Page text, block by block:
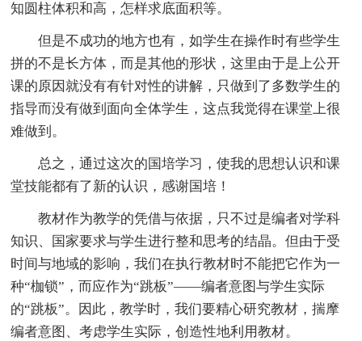
知圆柱体积和高，怎样求底面积等。
但是不成功的地方也有，如学生在操作时有些学生
拼的不是长方体，而是其他的形状，这里由于是上公开
课的原因就没有有针对性的讲解，只做到了多数学生的
指导而没有做到面向全体学生，这点我觉得在课堂上很
难做到。
总之，通过这次的国培学习，使我的思想认识和课
堂技能都有了新的认识，感谢国培！
教材作为教学的凭借与依据，只不过是编者对学科
知识、国家要求与学生进行整和思考的结晶。但由于受
时间与地域的影响，我们在执行教材时不能把它作为一
种“枷锁”，而应作为“跳板”——编者意图与学生实际
的“跳板”。因此，教学时，我们要精心研究教材，揣摩
编者意图、考虑学生实际，创造性地利用教材。